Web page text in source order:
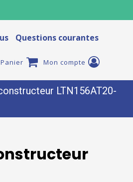
Questions courantes
Panier Mon compte
LTN156AT20-